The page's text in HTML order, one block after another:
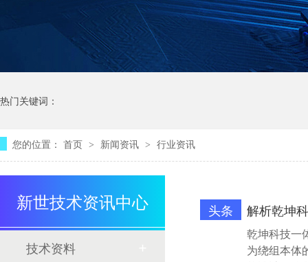
热门关键词：
您的位置： 首页 > 新闻资讯 > 行业资讯
解析乾坤
头条
乾坤科技一
为绕组本体
新世技术资讯中心
技术资料